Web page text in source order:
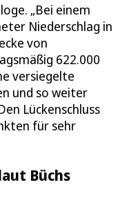
„Bei einem
Niederschlag in
von
622.000
versiegelte
und so weiter
Lückenschluss
für sehr
Büchs